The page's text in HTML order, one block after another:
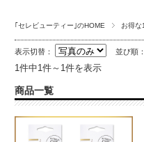
｢セレビューティー｣のHOME お得な
表示切替： 並び順：
1件中1件～1件を表示
商品一覧